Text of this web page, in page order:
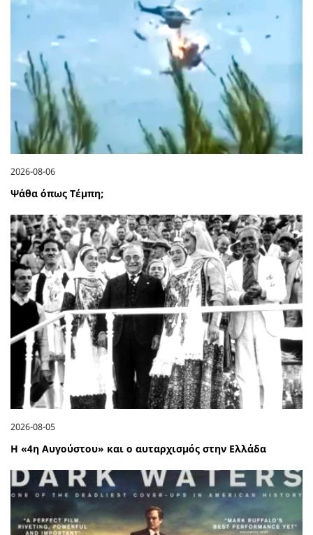
2026-08-06
Ψάθα όπως Τέμπη;
2026-08-05
Η «4η Αυγούστου» και ο αυταρχισμός στην Ελλάδα